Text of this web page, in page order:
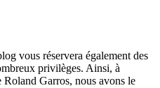
vous réservera également des
privilèges. Ainsi, à
Garros, nous avons le